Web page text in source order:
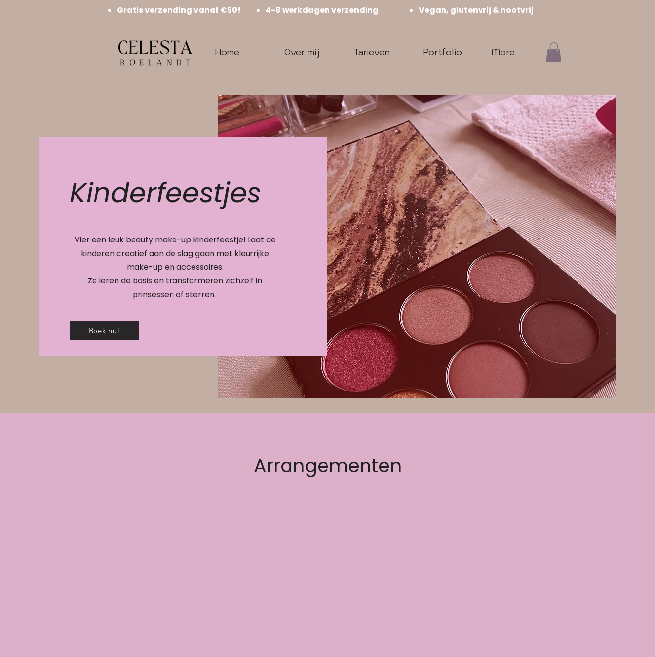
Gratis verzending vanaf €50! 4-8 werkdagen verzending Vegan, glutenvrij & nootvrij
Home Over mij Tarieven Portfolio More
Kinderfeestjes
Vier een leuk beauty make-up kinderfeestje! Laat de
kinderen creatief aan de slag gaan met kleurrijke
make-up en accessoires.
Ze leren de basis en transformeren zichzelf in
prinsessen of sterren.
Boek nu!
Arrangementen